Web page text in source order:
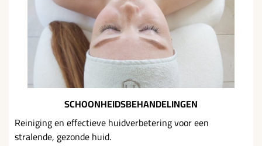
SCHOONHEIDSBEHANDELINGEN
Reiniging en effectieve huidverbetering voor een
stralende, gezonde huid.